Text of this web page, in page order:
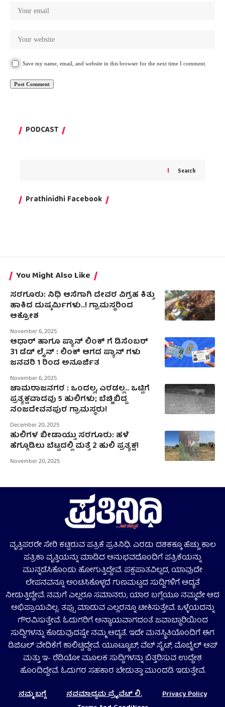
Save my name, email, and website in this browser for the next time I comment.
PODCAST
Search
Prathinidhi Facebook
You Might Also Like
ಸರಗೂರು: ನಿಧಿ ಆಸೆಗಾಗಿ ದೇವರ ವಿಗ್ರಹ ಕಿತ್ತು
ಹಾಕಿದ ದುಷ್ಕರ್ಮಿಗಳು..! ಗ್ರಾಮಸ್ಥರಿಂದ
ಆಕ್ರೋಶ
November 6, 2025
ಆಧಾರ್ ಹಾಗೂ ಪ್ಯಾನ್ ಲಿಂಕ್ ಗೆ ಡಿಸೆಂಬರ್
31 ಡೆಡ್ ಲೈನ್ : ಲಿಂಕ್ ಆಗದ ಪ್ಯಾನ್ ಗಳು
ಜನವರಿ 1 ರಿಂದ ಅನೂರ್ಜಿತ
November 6, 2025
ಚಾಮರಾಜನಗರ : ಒಂದಲ್ಲ, ಎರಡಲ್ಲ.. ಒಟ್ಟಿಗೆ
ಪ್ರತ್ಯಕ್ಷವಾದವು 5 ಹುಲಿಗಳು; ಬೆಚ್ಚಿಬಿದ್ದ
ನಂಜದೇವನಪುರ ಗ್ರಾಮಸ್ಥರು!
December 20, 2025
ಹುಲಿಗಳ ಬೀಡಾಯ್ತು ಸರಗೂರು: ಹಳೆ
ಹೆಗ್ಗೂಡಿಲು ಬೆಟ್ಟದಲ್ಲಿ ಮತ್ತೆ 2 ಹುಲಿ ಪ್ರತ್ಯಕ್ಷ!
November 20, 2025
ವೃತ್ತಿಪರರೇ ಸೇರಿ ಕಟ್ಟಿರುವ ಪತ್ರಿಕೆ ಪ್ರತಿನಿಧಿ. ಎರಡು ದಶಕಕ್ಕೂ ಹೆಚ್ಚು ಕಾಲ
ಪತ್ರಿಕಾ ವೃತ್ತಿಯನ್ನು ಮಾಡಿದ ಅನುಭವದೊಂದಿಗೆ ಪತ್ರಿಕೆಯನ್ನು
ಮುನ್ನಡೆಸಿಕೊಂಡು ಹೋಗುತ್ತಿದ್ದೇವೆ. ಪಕ್ಷಪಾತವಿಲ್ಲದ, ಯಾವುದೇ
ಲೇಪನವನ್ನೂ ಅಂಟಿಸಿಕೊಳ್ಳದೆ ಗುಣಮಟ್ಟದ ಸುದ್ದಿಗಳಿಗೆ ಆದ್ಯತೆ
ನೀಡುತ್ತಿದ್ದೇವೆ. ನಮಗೆ ಎಲ್ಲರೂ ಸಮಾನರು, ಯಾರ ಬಗ್ಗೆಯೂ ನಮ್ಮದೇ ಆದ
ಅಭಿಪ್ರಾಯವಿಲ್ಲ. ತಪ್ಪು ಮಾಡುವ ಎಲ್ಲರನ್ನೂ ಟೀಕಿಸುತ್ತೇವೆ. ಒಳ್ಳೆಯದನ್ನು
ಗೌರವಿಸುತ್ತೇವೆ. ಓದುಗರಿಗೆ ಅನ್ಯಾಯವಾಗದಂತೆ ಜವಾಬ್ದಾರಿಯಿಂದ
ಸುದ್ದಿಗಳನ್ನು ಕೊಡುವುದಷ್ಟೇ ನಮ್ಮ ಆದ್ಯತೆ. ಇದೇ ಮನಸ್ಥಿತಿಯೊಂದಿಗೆ ಈಗ
ಡಿಜಿಟಲ್‌ ವೇದಿಕೆಗೆ ಕಾಲಿಟ್ಟಿದ್ದೇವೆ. ಯೂಟ್ಯೂಬ್‌, ವೆಬ್ ಸೈಟ್‌, ಮೊಬೈಲ್‌ ಆಪ್‌
ಮತ್ತು ಇ- ರೆಡಿಯೋ ಮೂಲಕ ಸುದ್ದಿಗಳನ್ನು ಬಿತ್ತರಿಸುವ ಉದ್ದೇಶ
ಹೊಂದಿದ್ದೇವೆ. ಓದುಗರ ಸಹಕಾರ ಬೇಡುತ್ತಾ ಮುಂದಡಿ ಇಡುತ್ತೇವೆ.
ನಮ್ಮ ಬಗ್ಗೆ ನವಮಾಧ್ಯಮ ಪ್ರೈವೆಟ್‌ ಲಿ.
Privacy Policy